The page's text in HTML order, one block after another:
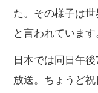
た。その様子は
と言われています
日本では同日午
放送。ちょうど